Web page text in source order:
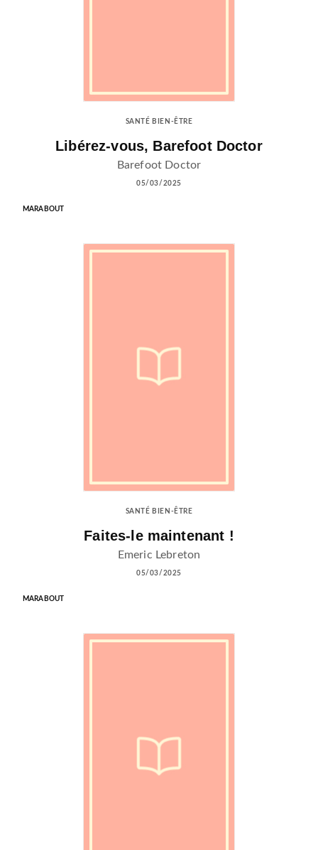
SANTÉ BIEN-ÊTRE
Libérez-vous, Barefoot Doctor
Barefoot Doctor
05/03/2025
MARABOUT
SANTÉ BIEN-ÊTRE
Faites-le maintenant !
Emeric Lebreton
05/03/2025
MARABOUT